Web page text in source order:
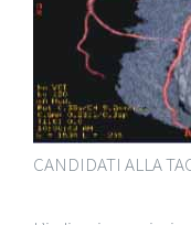
CANDIDATI ALLA